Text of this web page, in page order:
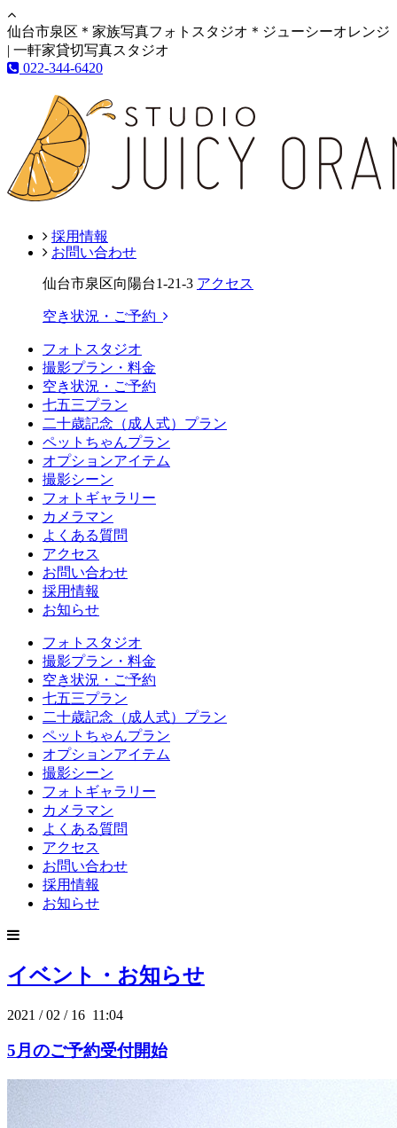
仙台市泉区＊家族写真フォトスタジオ＊ジューシーオレンジ
| 一軒家貸切写真スタジオ
022-344-6420
採用情報
お問い合わせ
仙台市泉区向陽台1-21-3 アクセス
空き状況・ご予約
フォトスタジオ
撮影プラン・料金
空き状況・ご予約
七五三プラン
二十歳記念（成人式）プラン
ペットちゃんプラン
オプションアイテム
撮影シーン
フォトギャラリー
カメラマン
よくある質問
アクセス
お問い合わせ
採用情報
お知らせ
フォトスタジオ
撮影プラン・料金
空き状況・ご予約
七五三プラン
二十歳記念（成人式）プラン
ペットちゃんプラン
オプションアイテム
撮影シーン
フォトギャラリー
カメラマン
よくある質問
アクセス
お問い合わせ
採用情報
お知らせ
イベント・お知らせ
2021 /02 / 16 11:04
5月のご予約受付開始